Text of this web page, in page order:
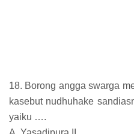
18. Borong angga swarga
kasebut nudhuhake
yaiku ….